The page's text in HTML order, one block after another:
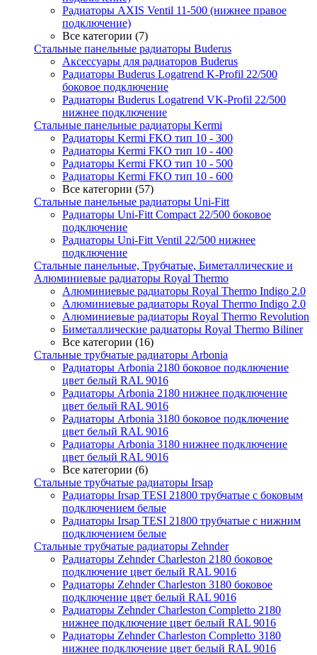
Радиаторы AXIS Ventil 11-500 (нижнее правое
подключение)
Все категории (7)
Стальные панельные радиаторы Buderus
Аксессуары для радиаторов Buderus
Радиаторы Buderus Logatrend K-Profil 22/500
боковое подключение
Радиаторы Buderus Logatrend VK-Profil 22/500
нижнее подключение
Стальные панельные радиаторы Kermi
Радиаторы Kermi FKO тип 10 - 300
Радиаторы Kermi FKO тип 10 - 400
Радиаторы Kermi FKO тип 10 - 500
Радиаторы Kermi FKO тип 10 - 600
Все категории (57)
Стальные панельные радиаторы Uni-Fitt
Радиаторы Uni-Fitt Compact 22/500 боковое
подключение
Радиаторы Uni-Fitt Ventil 22/500 нижнее
подключение
Стальные панельные, Трубчатые, Биметаллические и
Алюминиевые радиаторы Royal Thermo
Алюминиевые радиаторы Royal Thermo Indigo 2.0
Алюминиевые радиаторы Royal Thermo Indigo 2.0
Алюминиевые радиаторы Royal Thermo Revolution
Биметаллические радиаторы Royal Thermo Biliner
Все категории (16)
Стальные трубчатые радиаторы Arbonia
Радиаторы Arbonia 2180 боковое подключение
цвет белый RAL 9016
Радиаторы Arbonia 2180 нижнее подключение
цвет белый RAL 9016
Радиаторы Arbonia 3180 боковое подключение
цвет белый RAL 9016
Радиаторы Arbonia 3180 нижнее подключение
цвет белый RAL 9016
Все категории (6)
Стальные трубчатые радиаторы Irsap
Радиаторы Irsap TESI 21800 трубчатые с боковым
подключением белые
Радиаторы Irsap TESI 21800 трубчатые с нижним
подключением белые
Стальные трубчатые радиаторы Zehnder
Радиаторы Zehnder Charleston 2180 боковое
подключение цвет белый RAL 9016
Радиаторы Zehnder Charleston 3180 боковое
подключение цвет белый RAL 9016
Радиаторы Zehnder Charleston Completto 2180
нижнее подключение цвет белый RAL 9016
Радиаторы Zehnder Charleston Completto 3180
нижнее подключение цвет белый RAL 9016